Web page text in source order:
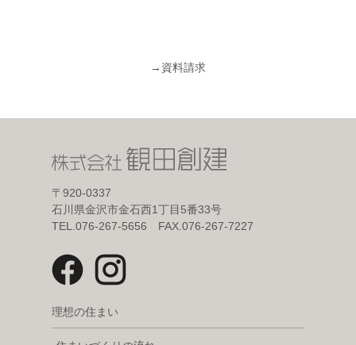
→ 資料請求
〒920-0337
石川県金沢市金石西1丁目5番33号
TEL.076-267-5656 FAX.076-267-7227
理想の住まい